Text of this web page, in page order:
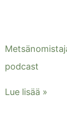
podcast
Lue lisää »